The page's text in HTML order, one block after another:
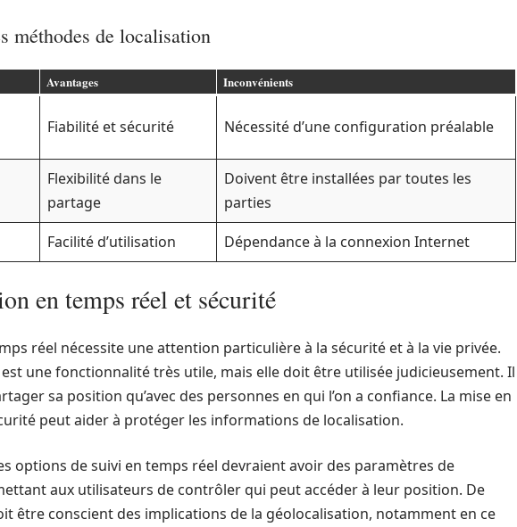
méthodes de localisation
Avantages Inconvénients
Fiabilité et sécurité Nécessité d’une configuration préalable
Flexibilité dans le
partage
Doivent être installées par toutes les
parties
Facilité d’utilisation Dépendance à la connexion Internet
en temps réel et sécurité
réel nécessite une attention particulière à la sécurité et à la vie privée.
une fonctionnalité très utile, mais elle doit être utilisée judicieusement. Il
sa position qu’avec des personnes en qui l’on a confiance. La mise en
peut aider à protéger les informations de localisation.
options de suivi en temps réel devraient avoir des paramètres de
aux utilisateurs de contrôler qui peut accéder à leur position. De
être conscient des implications de la géolocalisation, notamment en ce